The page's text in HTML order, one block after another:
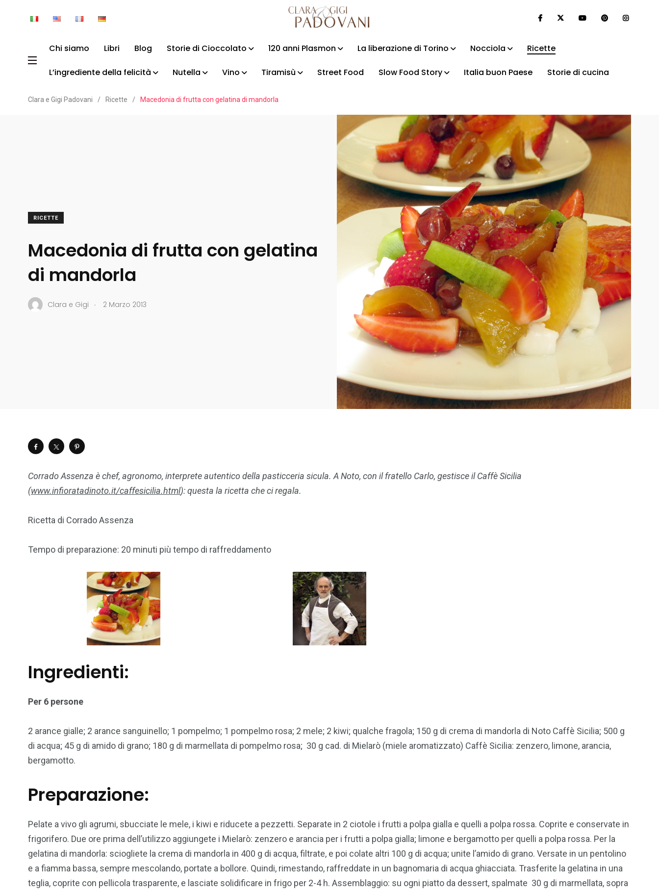
Chi siamo Libri Blog Storie di Cioccolato 120 anni Plasmon La liberazione di Torino Nocciola Ricette
L’ingrediente della felicità Nutella Vino Tiramisù Street Food Slow Food Story Italia buon Paese Storie di cucina
Clara e Gigi Padovani / Ricette / Macedonia di frutta con gelatina di mandorla
RICETTE
Macedonia di frutta con gelatina
di mandorla
Clara e Gigi . 2 Marzo 2013
Corrado Assenza è chef, agronomo, interprete autentico della pasticceria sicula. A Noto, con il fratello Carlo, gestisce il Caffè Sicilia
(www.infioratadinoto.it/caffesicilia.html): questa la ricetta che ci regala.
Ricetta di Corrado Assenza
Tempo di preparazione: 20 minuti più tempo di raffreddamento
Ingredienti:
Per 6 persone
2 arance gialle; 2 arance sanguinello; 1 pompelmo; 1 pompelmo rosa; 2 mele; 2 kiwi; qualche fragola; 150 g di crema di mandorla di Noto Caffè Sicilia; 500 g
di acqua; 45 g di amido di grano; 180 g di marmellata di pompelmo rosa; 30 g cad. di Mielarò (miele aromatizzato) Caffè Sicilia: zenzero, limone, arancia,
bergamotto.
Preparazione:
Pelate a vivo gli agrumi, sbucciate le mele, i kiwi e riducete a pezzetti. Separate in 2 ciotole i frutti a polpa gialla e quelli a polpa rossa. Coprite e conservate in
frigorifero. Due ore prima dell’utilizzo aggiungete i Mielarò: zenzero e arancia per i frutti a polpa gialla; limone e bergamotto per quelli a polpa rossa. Per la
gelatina di mandorla: sciogliete la crema di mandorla in 400 g di acqua, filtrate, e poi colate altri 100 g di acqua; unite l’amido di grano. Versate in un pentolino
e a fiamma bassa, sempre mescolando, portate a bollore. Quindi, rimestando, raffreddate in un bagnomaria di acqua ghiacciata. Trasferite la gelatina in una
teglia, coprite con pellicola trasparente, e lasciate solidificare in frigo per 2-4 h. Assemblaggio: su ogni piatto da dessert, spalmate 30 g di marmellata, sopra